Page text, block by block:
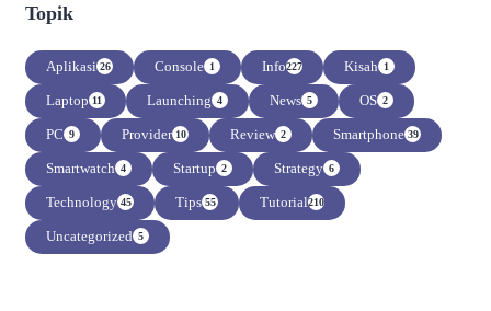
Topik
Aplikasi 26 Console 1 Info227 Kisah 1
Laptop 11 Launching 4 News 5 OS 2
PC 9 Provider 10 Review 2 Smartphone 39
Smartwatch 4 Startup 2 Strategy 6
Technology 45 Tips 55 Tutorial210
Uncategorized 5